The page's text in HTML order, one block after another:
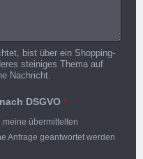
bist über ein Shopping-
steiniges Thema auf
Nachricht.
DSGVO *
meine übermittelten
Anfrage geantwortet werden